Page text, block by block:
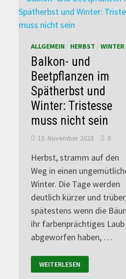
ALLGEMEIN HERBST /WINTER
Balkon- und
Beetpflanzen im
Spätherbst und
Winter: Tristesse
muss nicht sein
15. November 2023 0
Herbst, stramm auf den
Weg in einen
Winter. Die Tage werden
deutlich kürzer und
spätestens wenn die
ihr farbenprächtiges Laub
abgeworfen haben, …
WEITERLESEN